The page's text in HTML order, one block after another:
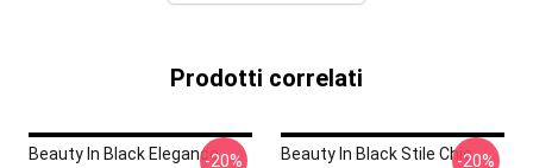
Prodotti correlati
Beauty In Black Elegance-20%
Beauty In Black Stile Chic-20%